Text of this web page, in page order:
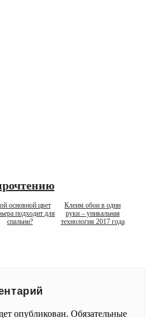
основной цвет
подходит для
спальни?
Клеим обои в одни
руки – уникальная
технология 2017 года
опубликован. Обязательные